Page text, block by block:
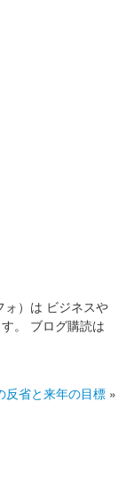
ォ）は ビジネスや
。
ブログ購読は
反省と来年の目標 »